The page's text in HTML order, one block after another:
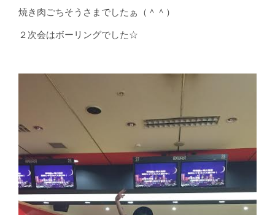
焼き肉ごちそうさまでしたぁ（＾＾）
２次会はボーリングでした☆